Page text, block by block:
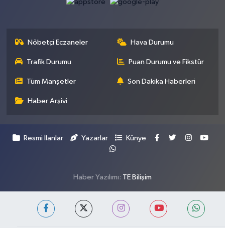
Nöbetçi Eczaneler Hava Durumu
Trafik Durumu Puan Durumu ve Fikstür
Tüm Manşetler Son Dakika Haberleri
Haber Arşivi
Resmi İlanlar Yazarlar Künye
Haber Yazılımı: TE Bilişim